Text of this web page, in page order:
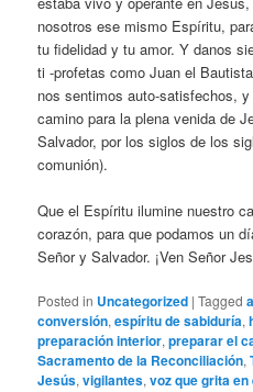
nosotros ese mismo Espíritu,
tu fidelidad y tu amor. Y danos
ti -profetas como Juan el
nos sentimos auto-satisfechos,
camino para la plena venida de
Salvador, por los siglos de los
comunión).
Que el Espíritu ilumine nuestro
corazón, para que podamos un
Señor y Salvador. ¡Ven Señor
Posted in Uncategorized |Tagged
conversión,espíritu de sabiduría,
preparación interior,preparar el
Sacramento de la Reconciliación,
Jesús,vigilantes,voz que grita